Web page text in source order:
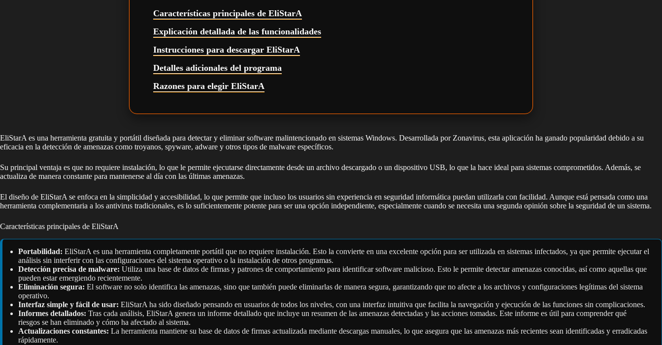
Características principales de EliStarA
Explicación detallada de las funcionalidades
Instrucciones para descargar EliStarA
Detalles adicionales del programa
Razones para elegir EliStarA
EliStarA es una herramienta gratuita y portátil diseñada para detectar y eliminar software malintencionado en sistemas Windows. Desarrollada por Zonavirus, esta aplicación ha ganado popularidad debido a su
eficacia en la detección de amenazas como troyanos, spyware, adware y otros tipos de malware específicos.
Su principal ventaja es que no requiere instalación, lo que le permite ejecutarse directamente desde un archivo descargado o un dispositivo USB, lo que la hace ideal para sistemas comprometidos. Además, se
actualiza de manera constante para mantenerse al día con las últimas amenazas.
El diseño de EliStarA se enfoca en la simplicidad y accesibilidad, lo que permite que incluso los usuarios sin experiencia en seguridad informática puedan utilizarla con facilidad. Aunque está pensada como una
herramienta complementaria a los antivirus tradicionales, es lo suficientemente potente para ser una opción independiente, especialmente cuando se necesita una segunda opinión sobre la seguridad de un sistema.
Características principales de EliStarA
Portabilidad: EliStarA es una herramienta completamente portátil que no requiere instalación. Esto la convierte en una excelente opción para ser utilizada en sistemas infectados, ya que permite ejecutar el
análisis sin interferir con las configuraciones del sistema operativo o la instalación de otros programas.
Detección precisa de malware: Utiliza una base de datos de firmas y patrones de comportamiento para identificar software malicioso. Esto le permite detectar amenazas conocidas, así como aquellas que
pueden estar emergiendo recientemente.
Eliminación segura: El software no solo identifica las amenazas, sino que también puede eliminarlas de manera segura, garantizando que no afecte a los archivos y configuraciones legítimas del sistema
operativo.
Interfaz simple y fácil de usar: EliStarA ha sido diseñado pensando en usuarios de todos los niveles, con una interfaz intuitiva que facilita la navegación y ejecución de las funciones sin complicaciones.
Informes detallados: Tras cada análisis, EliStarA genera un informe detallado que incluye un resumen de las amenazas detectadas y las acciones tomadas. Este informe es útil para comprender qué
riesgos se han eliminado y cómo ha afectado al sistema.
Actualizaciones constantes: La herramienta mantiene su base de datos de firmas actualizada mediante descargas manuales, lo que asegura que las amenazas más recientes sean identificadas y erradicadas
rápidamente.